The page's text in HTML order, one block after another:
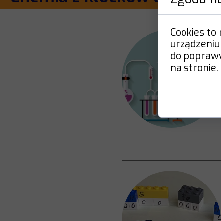
Cookies
do
na stronie.